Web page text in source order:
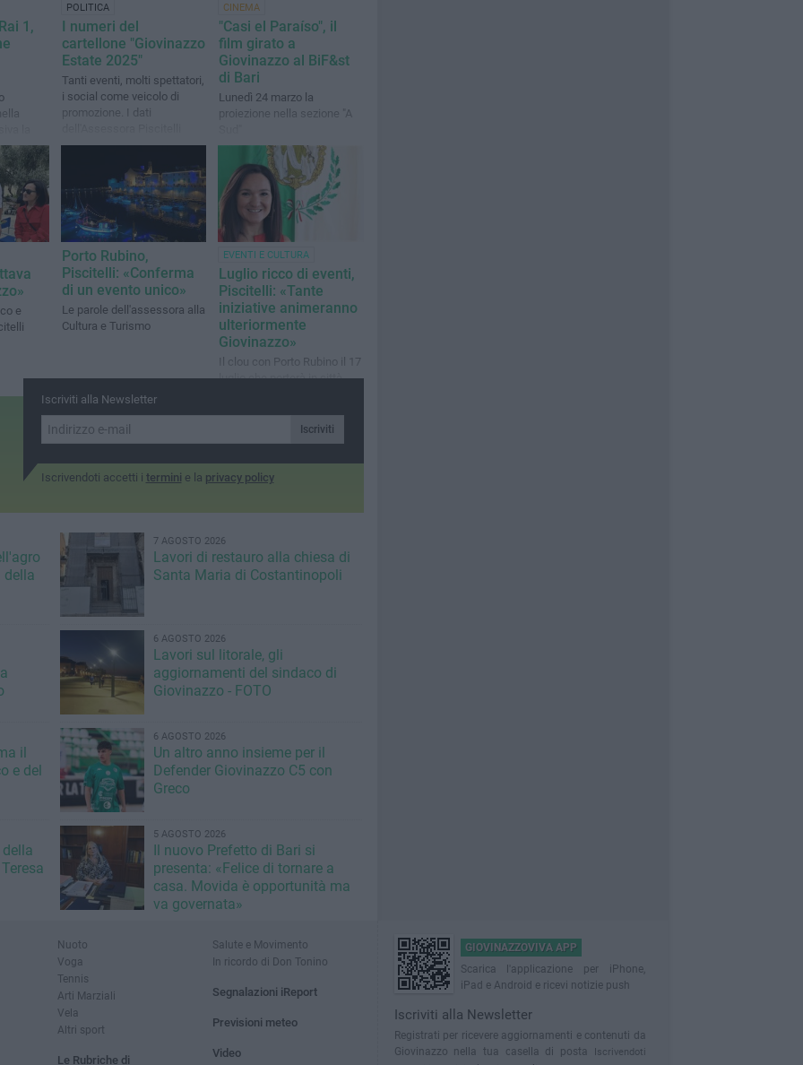
1,
POLITICA
I numeri del
cartellone "Giovinazzo
Estate 2025"
Tanti eventi, molti spettatori,
i social come veicolo di
promozione. I dati
CINEMA
"Casi el Paraíso", il
film girato a
Giovinazzo al BiF&st
di Bari
Lunedì 24 marzo la
proiezione nella sezione "A
e
Porto Rubino,
Piscitelli: «Conferma
di un evento unico»
Le parole dell'assessora alla
Cultura e Turismo
EVENTI E CULTURA
Luglio ricco di eventi,
Piscitelli: «Tante
iniziative animeranno
ulteriormente
Giovinazzo»
Il clou con Porto Rubino il 17
luglio che porterà in città
Iscriviti alla Newsletter
Iscriviti
Iscrivendoti accetti i termini e la privacy policy
della
7 AGOSTO 2026
Lavori di restauro alla chiesa di
Santa Maria di Costantinopoli
6 AGOSTO 2026
Lavori sul litorale, gli
aggiornamenti del sindaco di
Giovinazzo - FOTO
il
e del
6 AGOSTO 2026
Un altro anno insieme per il
Defender Giovinazzo C5 con
Greco
5 AGOSTO 2026
Il nuovo Prefetto di Bari si
presenta: «Felice di tornare a
casa. Movida è opportunità ma
va governata»
Nuoto
Voga
Tennis
Arti Marziali
Vela
Altri sport
Le Rubriche di
Salute e Movimento
In ricordo di Don Tonino
Segnalazioni iReport
Previsioni meteo
Video
GIOVINAZZOVIVA APP
Scarica l'applicazione per iPhone,
iPad e Android e ricevi notizie push
Iscriviti alla Newsletter
Registrati per ricevere aggiornamenti e contenuti da
Giovinazzo nella tua casella di posta
Iscrivendoti